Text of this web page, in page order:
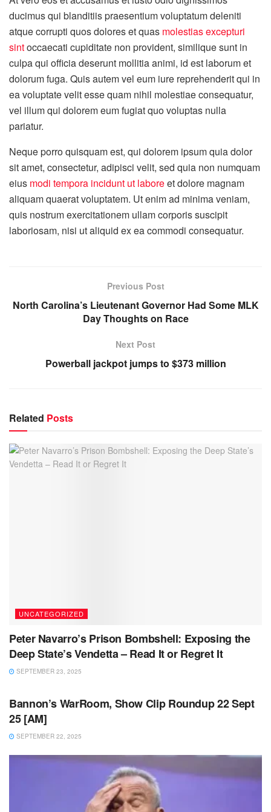
ducimus qui blanditiis praesentium voluptatum deleniti
atque corrupti quos dolores et quas molestias excepturi
sintoccaecati cupiditate non provident, similique sunt in
culpa qui officia deserunt mollitia animi, id est laborum et
dolorum fuga. Quis autem vel eum iure reprehenderit qui in
ea voluptate velit esse quam nihil molestiae consequatur,
vel illum qui dolorem eum fugiat quo voluptas nulla
pariatur.
Neque porro quisquam est, qui dolorem ipsum quia dolor
sit amet, consectetur, adipisci velit, sed quia non numquam
eius modi tempora incidunt ut laboreet dolore magnam
aliquam quaerat voluptatem. Ut enim ad minima veniam,
quis nostrum exercitationem ullam corporis suscipit
laboriosam, nisi ut aliquid ex ea commodi consequatur.
Previous Post
North Carolina’s Lieutenant Governor Had Some MLK
Day Thoughts on Race
Next Post
Powerball jackpot jumps to $373 million
Related Posts
UNCATEGORIZED
Peter Navarro’s Prison Bombshell: Exposing the
Deep State’s Vendetta – Read It or Regret It
SEPTEMBER 23, 2025
Bannon’s WarRoom, Show Clip Roundup 22 Sept
25 [AM]
SEPTEMBER 22, 2025